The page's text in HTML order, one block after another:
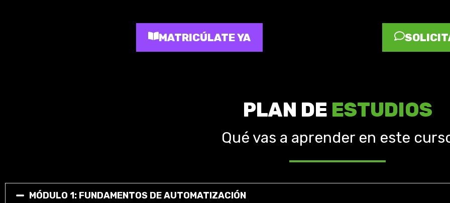
MATRICÚLATE YA
PLAN DE ESTUDIOS
Qué vas a aprender en este
MÓDULO 1: FUNDAMENTOS DE AUTOMATIZACIÓN